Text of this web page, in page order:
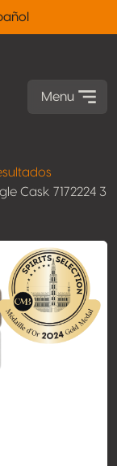
Menu
Cask 7172224 3